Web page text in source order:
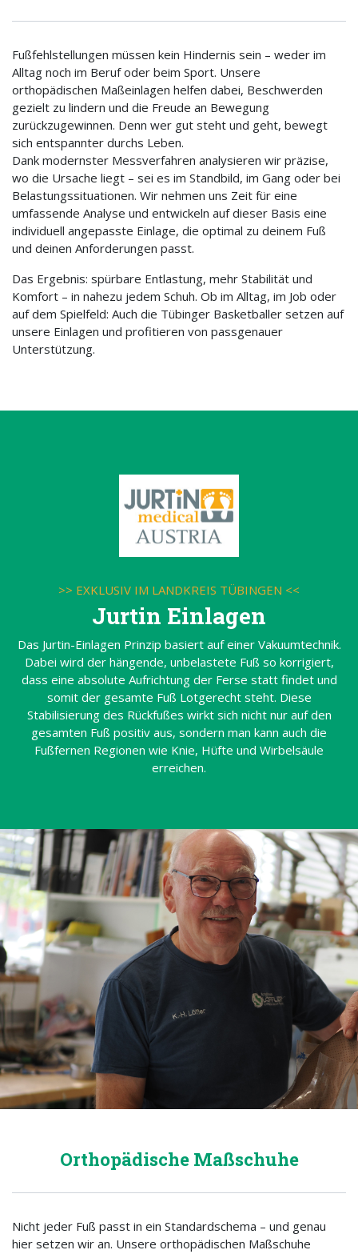
Fußfehlstellungen müssen kein Hindernis sein – weder im
Alltag noch im Beruf oder beim Sport. Unsere
orthopädischen Maßeinlagen helfen dabei, Beschwerden
gezielt zu lindern und die Freude an Bewegung
zurückzugewinnen. Denn wer gut steht und geht, bewegt
sich entspannter durchs Leben.
Dank modernster Messverfahren analysieren wir präzise,
wo die Ursache liegt – sei es im Standbild, im Gang oder bei
Belastungssituationen. Wir nehmen uns Zeit für eine
umfassende Analyse und entwickeln auf dieser Basis eine
individuell angepasste Einlage, die optimal zu deinem Fuß
und deinen Anforderungen passt.
Das Ergebnis: spürbare Entlastung, mehr Stabilität und
Komfort – in nahezu jedem Schuh. Ob im Alltag, im Job oder
auf dem Spielfeld: Auch die Tübinger Basketballer setzen auf
unsere Einlagen und profitieren von passgenauer
Unterstützung.
>> EXKLUSIV IM LANDKREIS TÜBINGEN <<
Jurtin Einlagen
Das Jurtin-Einlagen Prinzip basiert auf einer Vakuumtechnik.
Dabei wird der hängende, unbelastete Fuß so korrigiert,
dass eine absolute Aufrichtung der Ferse statt findet und
somit der gesamte Fuß Lotgerecht steht. Diese
Stabilisierung des Rückfußes wirkt sich nicht nur auf den
gesamten Fuß positiv aus, sondern man kann auch die
Fußfernen Regionen wie Knie, Hüfte und Wirbelsäule
erreichen.
Orthopädische Maßschuhe
Nicht jeder Fuß passt in ein Standardschema – und genau
hier setzen wir an. Unsere orthopädischen Maßschuhe